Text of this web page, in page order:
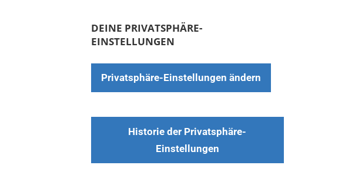
DEINE PRIVATSPHÄRE-
EINSTELLUNGEN
Privatsphäre-Einstellungen ändern
Historie der Privatsphäre-
Einstellungen